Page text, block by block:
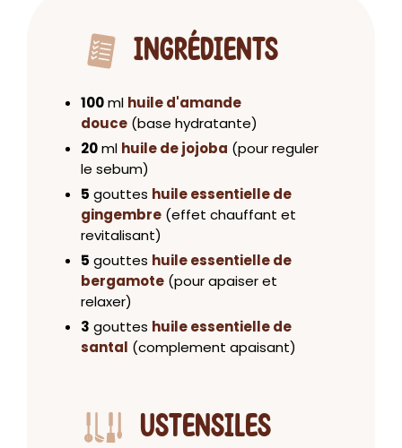
INGRÉDIENTS
100ml huile d'amande
douce (base hydratante)
20ml huile de jojoba (pour reguler
le sebum)
5 gouttes huile essentielle de
gingembre (effet chauffant et
revitalisant)
5 gouttes huile essentielle de
bergamote (pour apaiser et
relaxer)
3 gouttes huile essentielle de
santal (complement apaisant)
USTENSILES